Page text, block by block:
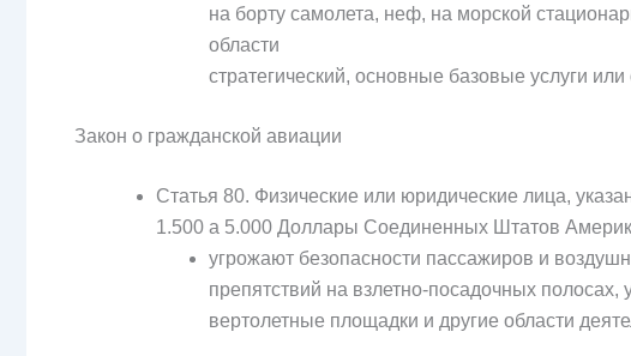
на борту самолета, неф, на морской
области
стратегический, основные базовые услуги
Закон о гражданской авиации
Статья 80. Физические или юридические лица,
1.500 а 5.000 Доллары Соединенных Штатов
угрожают безопасности пассажиров и
препятствий на взлетно-посадочных
вертолетные площадки и другие области